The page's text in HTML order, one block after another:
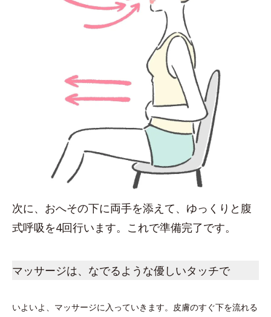
次に、おへその下に両手を添えて、ゆっくりと腹
式呼吸を4回行います。これで準備完了です。
マッサージは、なでるような優しいタッチで
いよいよ、マッサージに入っていきます。皮膚のすぐ下を流れる